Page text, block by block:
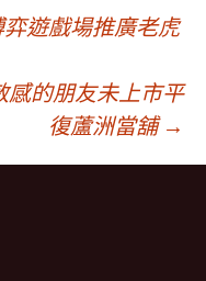
遊戲場推廣老虎
感的朋友未上市平
復蘆洲當舖 →